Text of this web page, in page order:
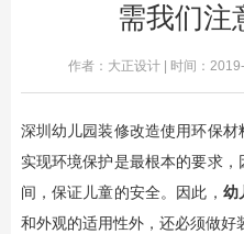
需我们注
作者：大正设计 | 时间：
深圳幼儿园装修改造使用环保
实现环境保护是最根本的要求
间，保证儿童的安全。因此， 幼
和外观的适用性外，还必须做好